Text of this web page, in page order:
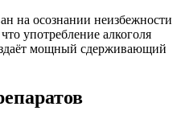
на осознании неизбежности
употребление алкоголя
мощный сдерживающий